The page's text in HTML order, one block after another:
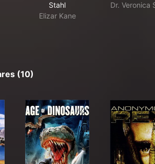
Stahl
Elizar Kane
Dr. Veronica
(10)